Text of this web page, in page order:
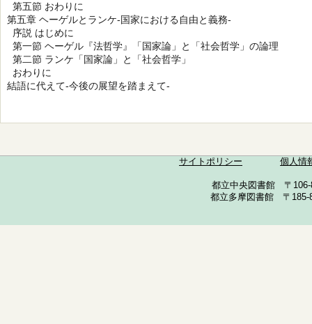
第五節 おわりに
第五章 ヘーゲルとランケ-国家における自由と義務-
序説 はじめに
第一節 ヘーゲル『法哲学』「国家論」と「社会哲学」の論理
第二節 ランケ「国家論」と「社会哲学」
おわりに
結語に代えて-今後の展望を踏まえて-
サイトポリシー 個人情
都立中央図書館 〒
都立多摩図書館 〒185-